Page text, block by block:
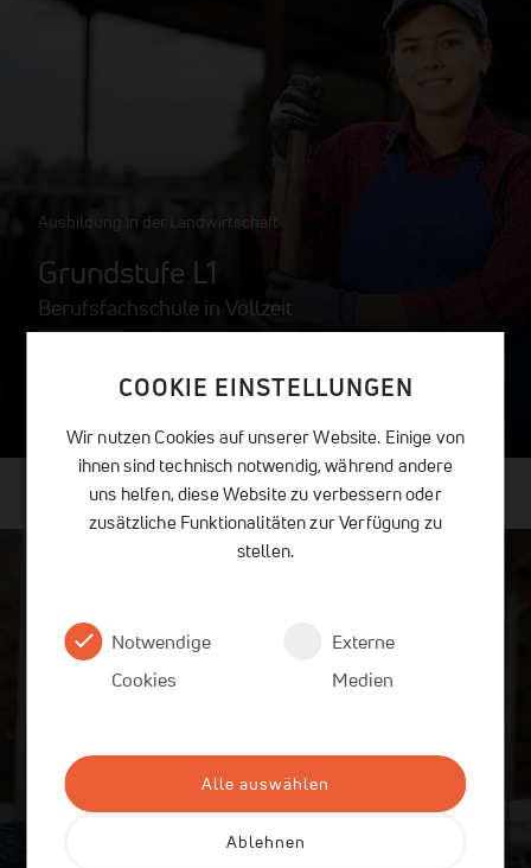
Ausbildung in der Landwirtschaft
Grundstufe L1
Berufsfachschule in Vollzeit
Mehr erfahren
COOKIE EINSTELLUNGEN
Wir nutzen Cookies auf unserer Website. Einige von
ihnen sind technisch notwendig, während andere
uns helfen, diese Website zu verbessern oder
zusätzliche Funktionalitäten zur Verfügung zu
stellen.
Notwendige
Cookies
Externe
Medien
Alle auswählen
Ablehnen